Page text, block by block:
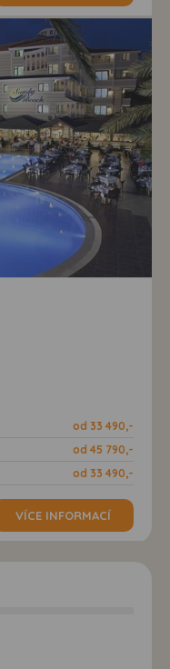
od 33 490,-
od 45 790,-
od 33 490,-
VÍCE INFORMACÍ